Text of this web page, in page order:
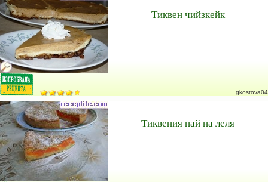
Тиквен чийзкейк
gkostova04
Тиквения пай на леля